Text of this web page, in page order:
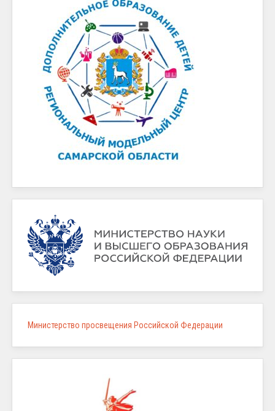
Министерство просвещения Российской Федерации